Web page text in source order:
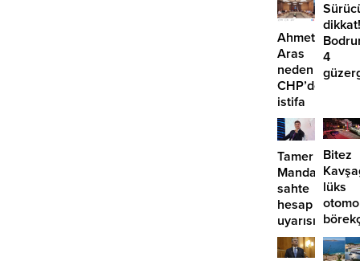
Ahmet
Aras
neden
CHP’den
istifa
etmiyor?
dikkat!
4
Tamer
sahte
hesap
uyarısı
Bitez
lüks
girdi:
2